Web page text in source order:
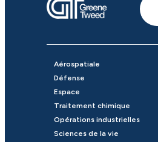
Aérospatiale
Défense
Espace
Traitement chimique
Opérations industrielles
Sciences de la vie